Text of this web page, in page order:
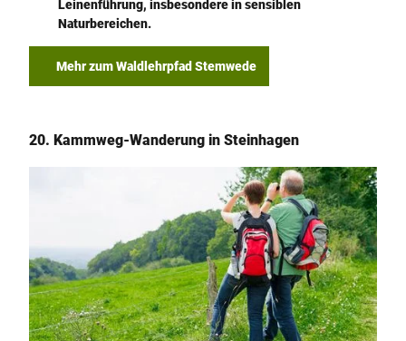
Leinenführung, insbesondere in sensiblen
Naturbereichen.
Mehr zum Waldlehrpfad Stemwede
20. Kammweg-Wanderung in Steinhagen